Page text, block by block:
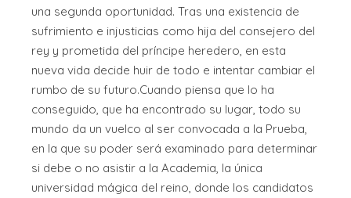
una segunda oportunidad. Tras una existencia de
sufrimiento e injusticias como hija del consejero del
rey y prometida del príncipe heredero, en esta
nueva vida decide huir de todo e intentar cambiar el
rumbo de su futuro.Cuando piensa que lo ha
conseguido, que ha encontrado su lugar, todo su
mundo da un vuelco al ser convocada a la Prueba,
en la que su poder será examinado para determinar
si debe o no asistir a la Academia, la única
universidad mágica del reino, donde los candidatos